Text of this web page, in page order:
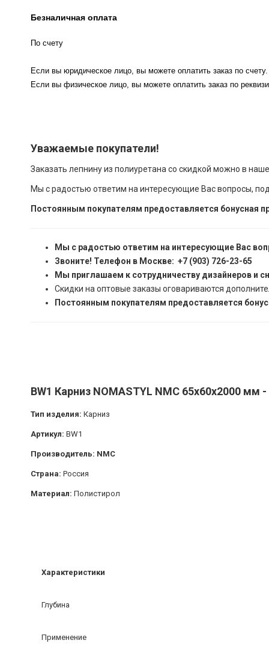
Безналичная оплата
По счету
Если вы юридическое лицо, вы можете оплатить заказ по счету.
Если вы физическое лицо, вы можете оплатить заказ по
Уважаемые покупатели!
Заказать лепнину из полиуретана со скидкой можно в
Мы с радостью ответим на интересующие Вас вопросы,
Постоянным покупателям предоставляется бонусная
Мы с радостью ответим на интересующие Вас
Звоните! Телефон в Москве: +7 (903) 726-23-65
Мы приглашаем к сотрудничеству дизайнеров и
Скидки на оптовые заказы оговариваются
Постоянным покупателям предоставляется
BW1 Карниз NOMASTYL NMC 65х60х2000 мм
Тип изделия: Карниз
Артикул: BW1
Производитель: NMC
Страна: Россия
Материал: Полистирол
Характеристики
Глубина
Применение